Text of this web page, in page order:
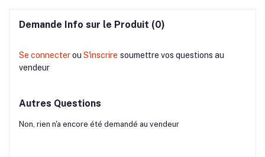
Demande Info sur le Produit (0)
Se connecterou S'inscrire soumettre vos questions au
vendeur
Autres Questions
Non, rien n'a encore été demandé au vendeur